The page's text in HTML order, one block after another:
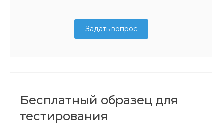
Задать вопрос
Бесплатный образец для
тестирования